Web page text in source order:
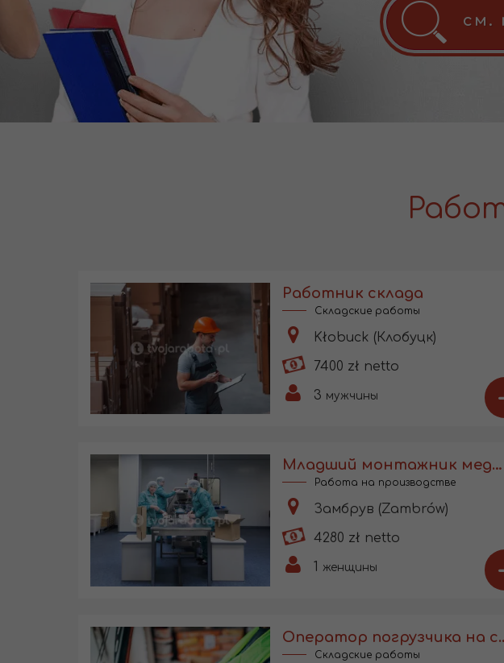
см.
Работник склада
Складские работы
Kłobuck (Клобуцк)
7400 zł netto
3 мужчины
Младший монтажник медицинских изделий
Работа на производстве
Замбрув (Zambrów)
4280 zł netto
женщины
Оператор
Складские работы